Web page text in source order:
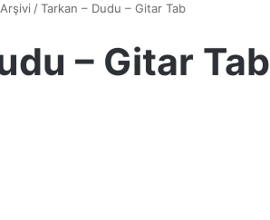
/Tarkan – Dudu – Gitar Tab
– Gitar Tab